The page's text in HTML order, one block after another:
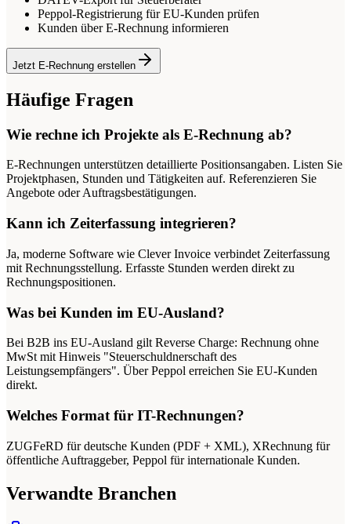
Peppol-Registrierung für EU-Kunden prüfen
Kunden über E-Rechnung informieren
Jetzt E-Rechnung erstellen
Häufige Fragen
Wie rechne ich Projekte als E-Rechnung ab?
E-Rechnungen unterstützen detaillierte Positionsangaben. Listen Sie
Projektphasen, Stunden und Tätigkeiten auf. Referenzieren Sie
Angebote oder Auftragsbestätigungen.
Kann ich Zeiterfassung integrieren?
Ja, moderne Software wie Clever Invoice verbindet Zeiterfassung
mit Rechnungsstellung. Erfasste Stunden werden direkt zu
Rechnungspositionen.
Was bei Kunden im EU-Ausland?
Bei B2B ins EU-Ausland gilt Reverse Charge: Rechnung ohne
MwSt mit Hinweis "Steuerschuldnerschaft des
Leistungsempfängers". Über Peppol erreichen Sie EU-Kunden
direkt.
Welches Format für IT-Rechnungen?
ZUGFeRD für deutsche Kunden (PDF + XML), XRechnung für
öffentliche Auftraggeber, Peppol für internationale Kunden.
Verwandte Branchen